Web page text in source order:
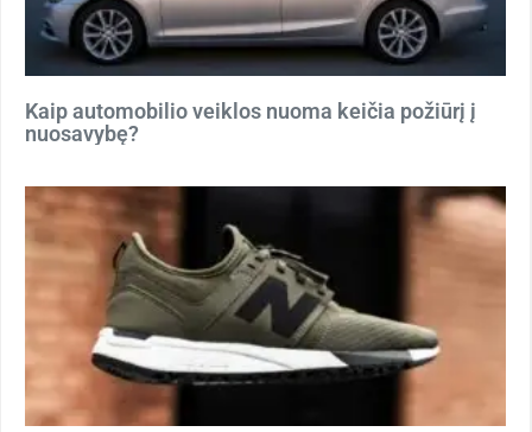
Kaip automobilio veiklos nuoma keičia požiūrį į
nuosavybę?